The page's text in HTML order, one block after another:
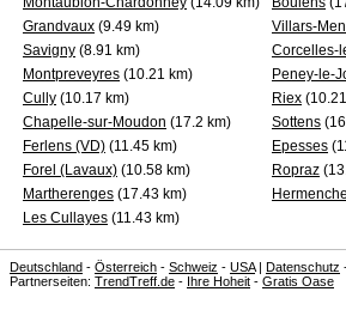
Grandvaux (9.49 km) Villars-
Savigny (8.91 km) Corcelles-
Montpreveyres (10.21 km) Peney-le-
Cully (10.17 km) Riex
Chapelle-sur-Moudon (17.2 km) Sottens
Ferlens (VD) (11.45 km) Epesses
Forel (Lavaux) (10.58 km) Ropraz
Martherenges (17.43 km)
Les Cullayes (11.43 km)
Deutschland - Österreich - Schweiz - USA| Datenschutz
Partnerseiten: TrendTreff.de - Ihre Hoheit - Gratis Oase